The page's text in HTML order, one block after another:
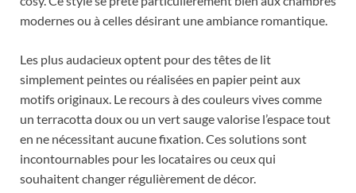
modernes ou à celles désirant une ambiance romantique.
Les plus audacieux optent pour des têtes de lit
simplement peintes ou réalisées en papier peint aux
motifs originaux. Le recours à des couleurs vives comme
un terracotta doux ou un vert sauge valorise l’espace tout
en ne nécessitant aucune fixation. Ces solutions sont
incontournables pour les locataires ou ceux qui
souhaitent changer régulièrement de décor.